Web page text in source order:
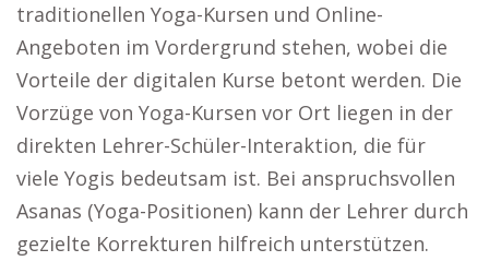
traditionellen Yoga-Kursen und Online-
Angeboten im Vordergrund stehen, wobei die
Vorteile der digitalen Kurse betont werden. Die
Vorzüge von Yoga-Kursen vor Ort liegen in der
direkten Lehrer-Schüler-Interaktion, die für
viele Yogis bedeutsam ist. Bei anspruchsvollen
Asanas (Yoga-Positionen) kann der Lehrer durch
gezielte Korrekturen hilfreich unterstützen.